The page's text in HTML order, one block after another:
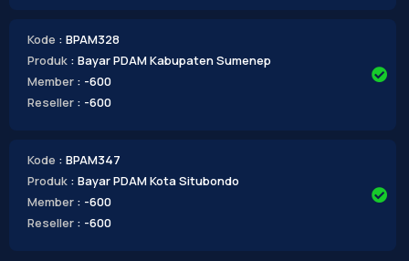
Kode : BPAM328
Produk : Bayar PDAM Kabupaten Sumenep
Member : -600
Reseller : -600
Kode : BPAM347
Produk : Bayar PDAM Kota Situbondo
Member : -600
Reseller : -600